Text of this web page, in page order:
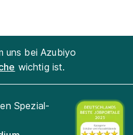
uns bei Azubiyo
wichtig ist.
Spezial-